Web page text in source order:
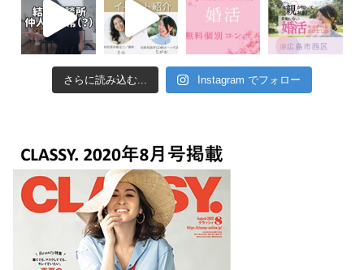
さらに読み込む... Instagram でフォロー